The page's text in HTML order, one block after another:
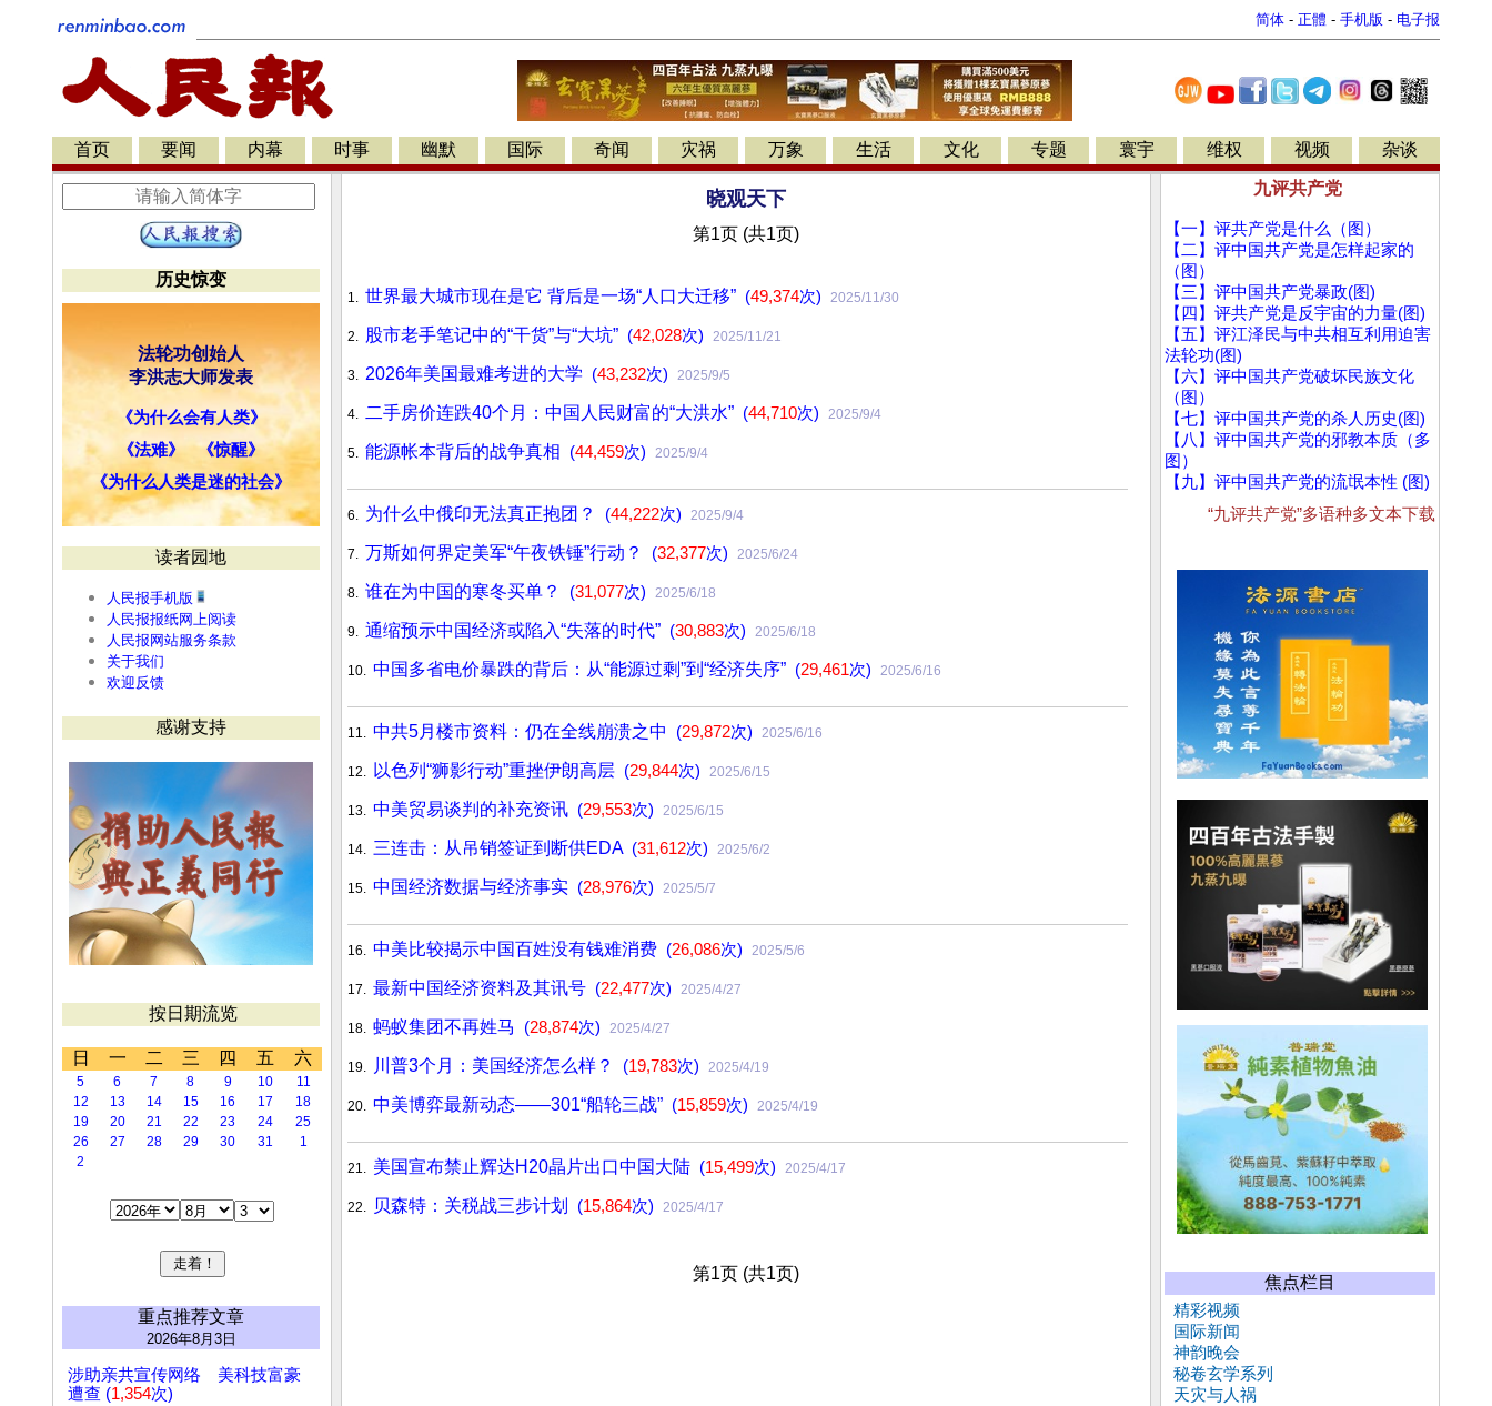
简体 - 正體 - 手机版 - 电子报
首页 要闻 内幕 时事 幽默 国际 奇闻 灾祸 万象 生活 文化 专题 寰宇 维权 视频 杂谈
历史惊变
法轮功创始人
李洪志大师发表
《为什么会有人类》
《法难》
《惊醒》
《为什么人类是迷的社会》
读者园地
人民报手机版
人民报报纸网上阅读
人民报网站服务条款
关于我们
欢迎反馈
感谢支持
按日期流览
日 一 二 三 四 五 六
5 6 7 8 9 10
11
12
13 14 15 16 17
18
19
20 21 22 23 24
25
26
27 28 29 30 31
1
2
重点推荐文章
2026年8月3日
涉助亲共宣传网络 美科技富豪
遭查 (1,354次)
晓观天下
第1页 (共1页)
1. 世界最大城市现在是它 背后是一场“人口大迁移” (49,374次) 2025/11/30
2. 股市老手笔记中的“干货”与“大坑” (42,028次) 2025/11/21
3. 2026年美国最难考进的大学 (43,232次) 2025/9/5
4. 二手房价连跌40个月：中国人民财富的“大洪水” (44,710次) 2025/9/4
5. 能源帐本背后的战争真相 (44,459次) 2025/9/4
6. 为什么中俄印无法真正抱团？ (44,222次) 2025/9/4
7. 万斯如何界定美军“午夜铁锤”行动？ (32,377次) 2025/6/24
8. 谁在为中国的寒冬买单？ (31,077次) 2025/6/18
9. 通缩预示中国经济或陷入“失落的时代” (30,883次) 2025/6/18
10. 中国多省电价暴跌的背后：从“能源过剩”到“经济失序” (29,461次) 2025/6/16
11. 中共5月楼市资料：仍在全线崩溃之中 (29,872次) 2025/6/16
12. 以色列“狮影行动”重挫伊朗高层 (29,844次) 2025/6/15
13. 中美贸易谈判的补充资讯 (29,553次) 2025/6/15
14. 三连击：从吊销签证到断供EDA (31,612次) 2025/6/2
15. 中国经济数据与经济事实 (28,976次) 2025/5/7
16. 中美比较揭示中国百姓没有钱难消费 (26,086次) 2025/5/6
17. 最新中国经济资料及其讯号 (22,477次) 2025/4/27
18. 蚂蚁集团不再姓马 (28,874次) 2025/4/27
19. 川普3个月：美国经济怎么样？ (19,783次) 2025/4/19
20. 中美博弈最新动态——301“船轮三战” (15,859次) 2025/4/19
21. 美国宣布禁止辉达H20晶片出口中国大陆 (15,499次) 2025/4/17
22. 贝森特：关税战三步计划 (15,864次) 2025/4/17
第1页 (共1页)
九评共产党
【一】评共产党是什么（图）
【二】评中国共产党是怎样起家的
（图）
【三】评中国共产党暴政(图)
【四】评共产党是反宇宙的力量(图)
【五】评江泽民与中共相互利用迫害
法轮功(图)
【六】评中国共产党破坏民族文化
（图）
【七】评中国共产党的杀人历史(图)
【八】评中国共产党的邪教本质（多
图）
【九】评中国共产党的流氓本性 (图)
“九评共产党”多语种多文本下载
焦点栏目
精彩视频
国际新闻
神韵晚会
秘卷玄学系列
天灾与人祸